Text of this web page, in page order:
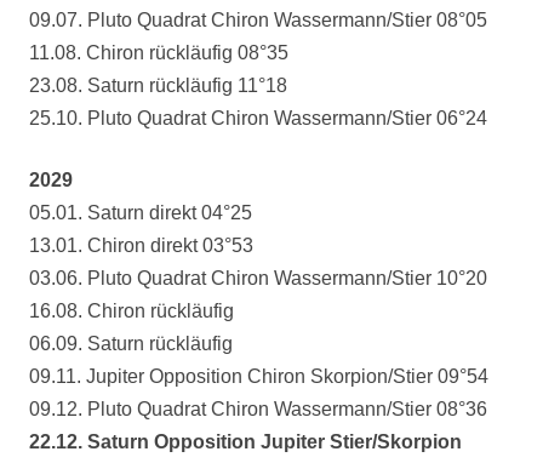
09.07. Pluto Quadrat Chiron Wassermann/Stier 08°05
11.08. Chiron rückläufig 08°35
23.08. Saturn rückläufig 11°18
25.10. Pluto Quadrat Chiron Wassermann/Stier 06°24
2029
05.01. Saturn direkt 04°25
13.01. Chiron direkt 03°53
03.06. Pluto Quadrat Chiron Wassermann/Stier 10°20
16.08. Chiron rückläufig
06.09. Saturn rückläufig
09.11. Jupiter Opposition Chiron Skorpion/Stier 09°54
09.12. Pluto Quadrat Chiron Wassermann/Stier 08°36
22.12. Saturn Opposition Jupiter Stier/Skorpion